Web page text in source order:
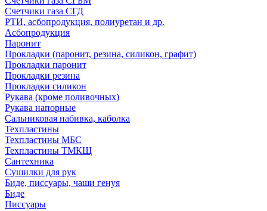
Счетчики газа СГД
РТИ, асбопродукция, полиуретан и др.
Асбопродукция
Паронит
Прокладки (паронит, резина, силикон, графит)
Прокладки паронит
Прокладки резина
Прокладки силикон
Рукава (кроме поливочных)
Рукава напорные
Сальниковая набивка, каболка
Техпластины
Техпластины МБС
Техпластины ТМКЩ
Сантехника
Сушилки для рук
Биде, писсуары, чаши генуя
Биде
Писсуары